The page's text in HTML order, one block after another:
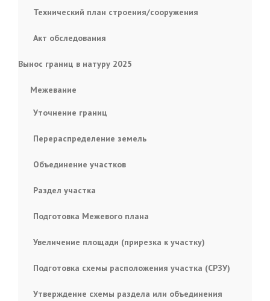
Технический план строения/сооружения
Акт обследования
Вынос границ в натуру 2025
Межевание
Уточнение границ
Перераспределение земель
Объединение участков
Раздел участка
Подготовка Межевого плана
Увеличение площади (прирезка к участку)
Подготовка схемы расположения участка (СРЗУ)
Утверждение схемы раздела или объединения